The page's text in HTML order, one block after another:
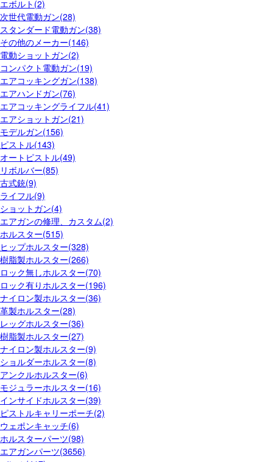
エボルト(2)
次世代電動ガン(28)
スタンダード電動ガン(38)
その他のメーカー(146)
電動ショットガン(2)
コンパクト電動ガン(19)
エアコッキングガン(138)
エアハンドガン(76)
エアコッキングライフル(41)
エアショットガン(21)
モデルガン(156)
ピストル(143)
オートピストル(49)
リボルバー(85)
古式銃(9)
ライフル(9)
ショットガン(4)
エアガンの修理、カスタム(2)
ホルスター(515)
ヒップホルスター(328)
樹脂製ホルスター(266)
ロック無しホルスター(70)
ロック有りホルスター(196)
ナイロン製ホルスター(36)
革製ホルスター(28)
レッグホルスター(36)
樹脂製ホルスター(27)
ナイロン製ホルスター(9)
ショルダーホルスター(8)
アンクルホルスター(6)
モジュラーホルスター(16)
インサイドホルスター(39)
ピストルキャリーポーチ(2)
ウェポンキャッチ(6)
ホルスターパーツ(98)
エアガンパーツ(3656)